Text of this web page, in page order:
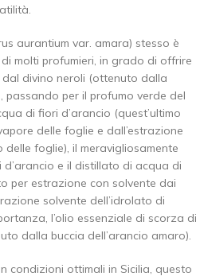
aurantium var. amara) stesso è
molti profumieri, in grado di offrire
divino neroli (ottenuto dalla
per il profumo verde del
di fiori d’arancio (quest’ultimo
delle foglie e dall’estrazione
foglie), il meravigliosamente
e il distillato di acqua di
per estrazione con solvente dai
solvente dell’idrolato di
l’olio essenziale di scorza di
dalla buccia dell’arancio amaro).
condizioni ottimali in Sicilia, questo